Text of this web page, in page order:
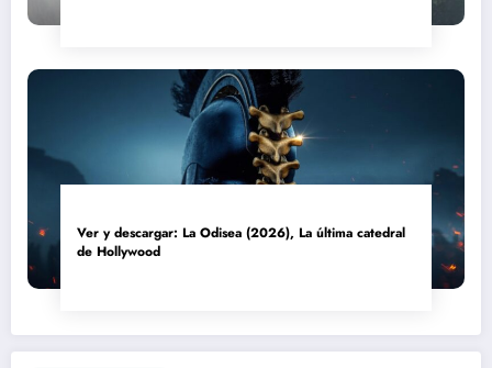
Ver y descargar: La Odisea (2026), La última catedral
de Hollywood